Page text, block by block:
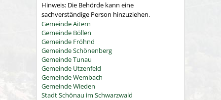
Hinweis: Die Behörde kann eine
sachverständige Person hinzuziehen.
Gemeinde Aitern
Gemeinde Böllen
Gemeinde Fröhnd
Gemeinde Schönenberg
Gemeinde Tunau
Gemeinde Utzenfeld
Gemeinde Wembach
Gemeinde Wieden
Stadt Schönau im Schwarzwald